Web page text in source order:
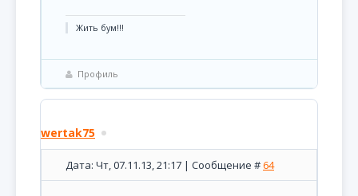
Жить бум!!!
Профиль
wertak75
Дата: Чт, 07.11.13, 21:17 | Сообщение #64